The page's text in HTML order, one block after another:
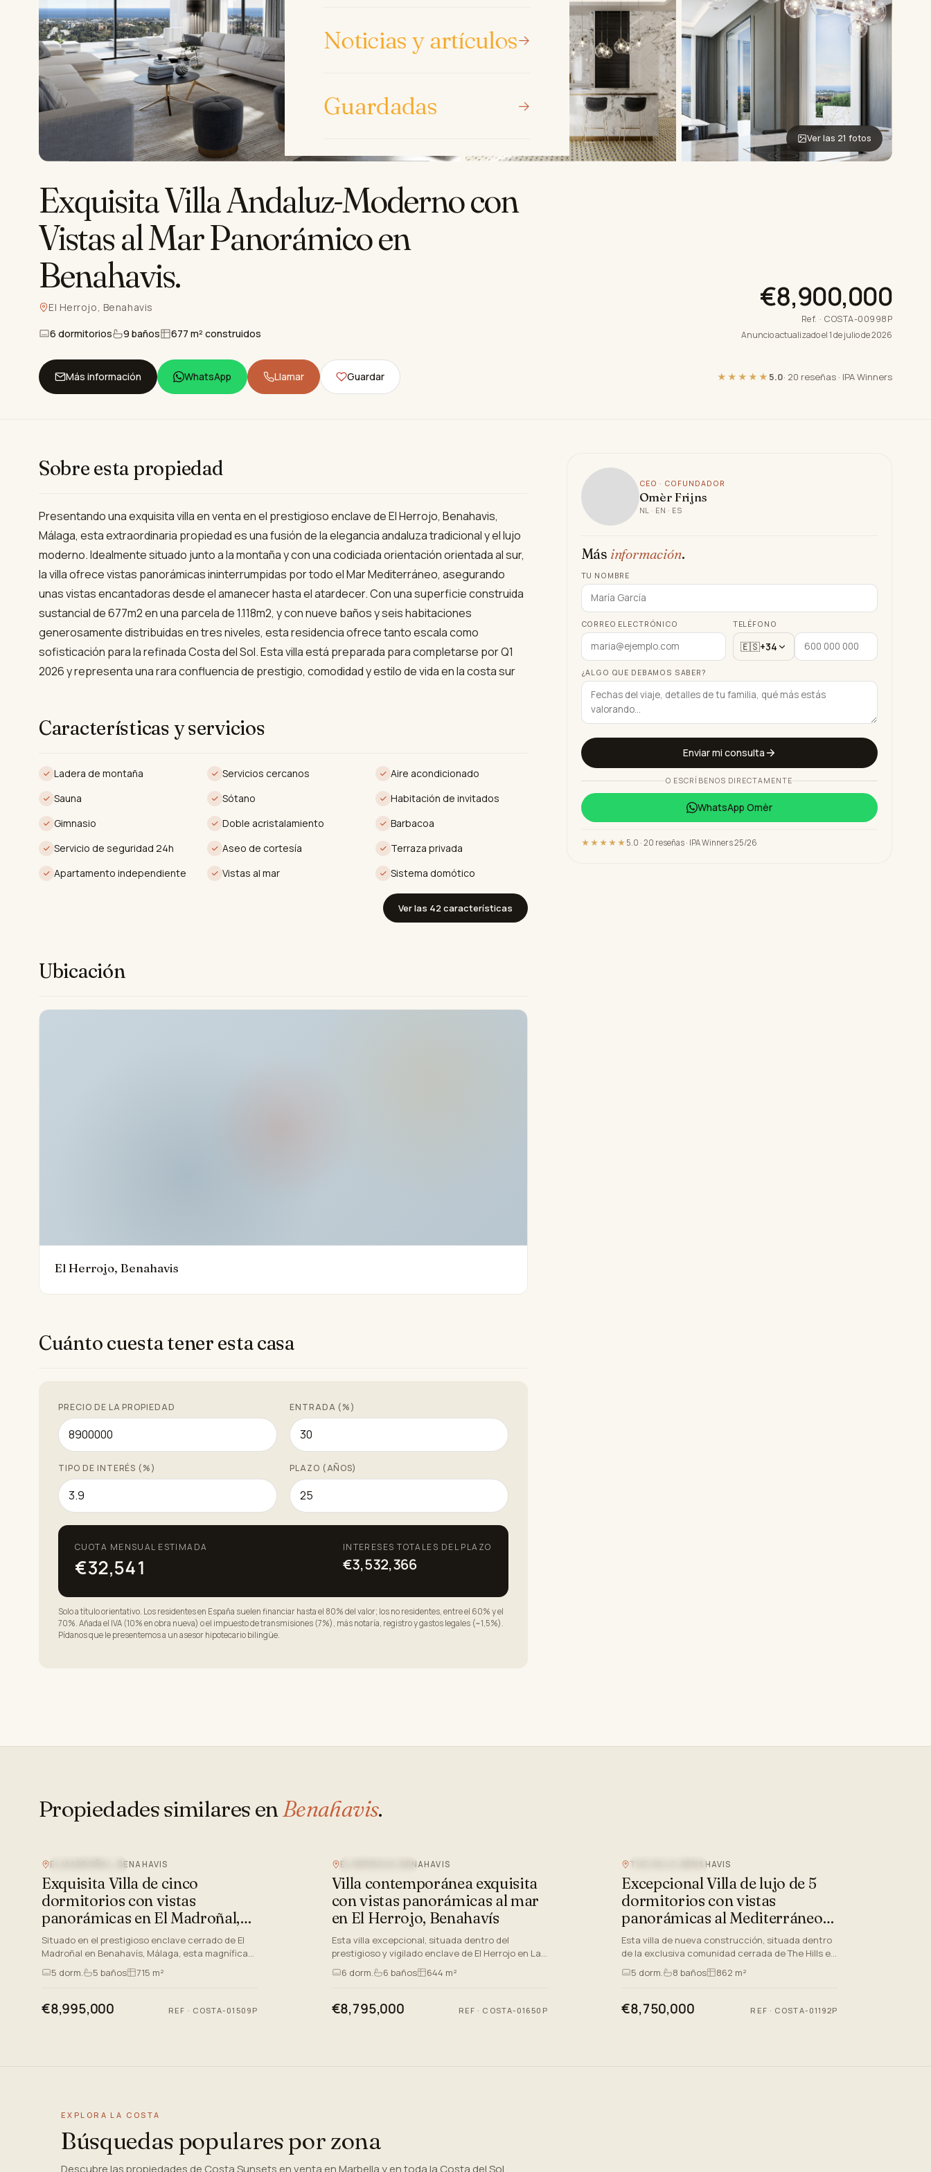
Noticias y artículos
Guardadas
Ver las 21 fotos
Exquisita Villa Andaluz-Moderno con
Vistas al Mar Panorámico en
Benahavis.
El Herrojo, Benahavis
6 dormitorios
9 baños 677 m² construidos
€8,900,000
Ref. · COSTA-00998P
Anuncio actualizado el 1 de julio de 2026
Más información WhatsApp Llamar Guardar ★★★★★ 5.0· 20 reseñas · IPA Winners
Sobre esta propiedad
Presentando una exquisita villa en venta en el prestigioso enclave de El Herrojo, Benahavis,
Málaga, esta extraordinaria propiedad es una fusión de la elegancia andaluza tradicional y el lujo
moderno. Idealmente situado junto a la montaña y con una codiciada orientación orientada al sur,
la villa ofrece vistas panorámicas ininterrumpidas por todo el Mar Mediterráneo, asegurando
unas vistas encantadoras desde el amanecer hasta el atardecer. Con una superficie construida
sustancial de 677m2 en una parcela de 1.118m2, y con nueve baños y seis habitaciones
generosamente distribuidas en tres niveles, esta residencia ofrece tanto escala como
sofisticación para la refinada Costa del Sol. Esta villa está preparada para completarse por Q1
2026 y representa una rara confluencia de prestigio, comodidad y estilo de vida en la costa sur
Diseñado cuidadosamente para la calidad y el estilo de vida, los escaparates de la casa exhiben
extensos diseños de planta abierta, techos altos y múltiples terrazas que ascienden a 410m2
para una mayor seguridad, tiene un impresionante horizonte mediterráneo, mientras que el
jardín privado, ajardinado, incluye un gazebo, cocina exterior, zona de barbacoa y una gran
variedad de posibilidades gastronómicas alfresco. La excelente condición de la propiedad está
radiante en baños, doble acristalamiento y un sistema de automatización de casas de última
generación.
La villa está equipada para el bienestar con un gimnasio privado, hammam, sauna, spa, piscina
cubierta climatizada y sala de juegos para la máxima recreación y relajación. Para reuniones
por temperatura. Los apartamentos independientes de invitados y personal ofrecen privacidad
Características y servicios
Ladera de montaña Servicios cercanos
Aire acondicionado
Sauna
Sótano
Habitación de invitados
Gimnasio
Doble acristalamiento
Barbacoa
Servicio de seguridad 24h
Aseo de cortesía
Terraza privada
Apartamento independiente
Vistas al mar Sistema domótico
Ver las 42 características
Ubicación
El Herrojo, Benahavis
Cuánto cuesta tener esta casa
PRECIO DE LA PROPIEDAD ENTRADA (%)
TIPO DE INTERÉS (%) PLAZO (AÑOS)
CUOTA MENSUAL ESTIMADA
€32,541
INTERESES TOTALES DEL PLAZO
€3,532,366
Solo a título orientativo. Los residentes en España suelen financiar hasta el 80% del valor; los no residentes, entre el 60% y el
70%. Añada el IVA (10% en obra nueva) o el impuesto de transmisiones (7%), más notaría, registro y gastos legales (~1,5%).
Pídanos que le presentemos a un asesor hipotecario bilingüe.
CEO · COFUNDADOR
Omèr Frijns
NL · EN · ES
Más información.
TU NOMBRE
CORREO ELECTRÓNICO TELÉFONO
🇪🇸+34
¿ALGO QUE DEBAMOS SABER?
Enviar mi consulta
O ESCRÍBENOS DIRECTAMENTE
WhatsApp Omèr
★★★★★ 5.0 · 20 reseñas · IPA Winners 25/26
Propiedades similares en Benahavis.
EL MADROÑAL, BENAHAVIS
Exquisita Villa de cinco
dormitorios con vistas
panorámicas en El Madroñal,
Benahavís
Situado en el prestigioso enclave cerrado de El
Madroñal en Benahavís, Málaga, esta magnífica
villa de cinco dormitorios evoca el lujo de vivir en
el corazón d…
5 dorm. 5 baños 715 m²
€8,995,000 REF · COSTA-01509P
EL HERROJO, BENAHAVIS
Villa contemporánea exquisita
con vistas panorámicas al mar
en El Herrojo, Benahavís
Esta villa excepcional, situada dentro del
prestigioso y vigilado enclave de El Herrojo en La
Quinta, Benahavís, ofrece una oportunidad sin
precedentes para di…
6 dorm. 6 baños 644 m²
€8,795,000 REF · COSTA-01650P
THE HILLS, BENAHAVIS
Excepcional Villa de lujo de 5
dormitorios con vistas
panorámicas al Mediterráneo
en las colinas, Benahavis
Esta villa de nueva construcción, situada dentro
de la exclusiva comunidad cerrada de The Hills en
Benahavis, Málaga, presenta una oportunidad
extraordinaria p…
5 dorm. 8 baños 862 m²
€8,750,000 REF · COSTA-01192P
EXPLORA LA COSTA
Búsquedas populares por zona